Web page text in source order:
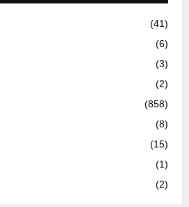
(41)
(6)
(3)
(2)
(858)
(8)
(15)
(1)
(2)